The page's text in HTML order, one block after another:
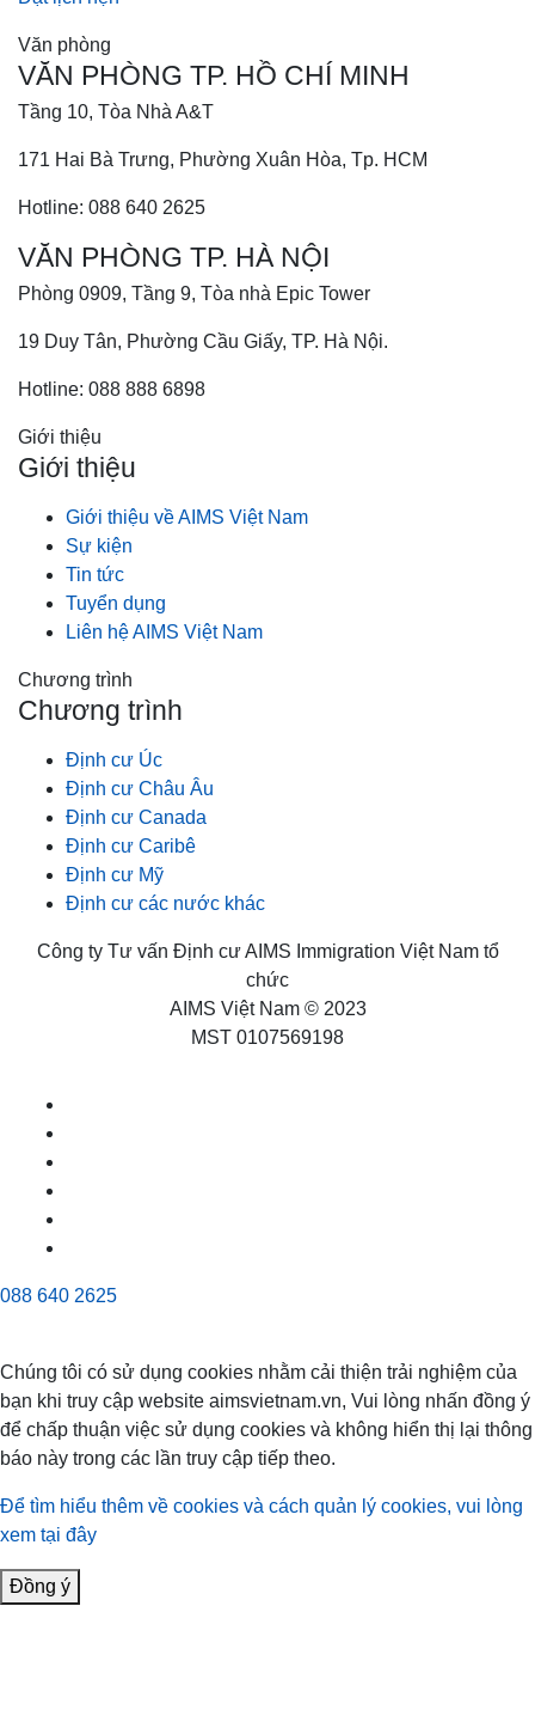
Văn phòng
VĂN PHÒNG TP. HỒ CHÍ MINH
Tầng 10, Tòa Nhà A&T
171 Hai Bà Trưng, Phường Xuân Hòa, Tp. HCM
Hotline: 088 640 2625
VĂN PHÒNG TP. HÀ NỘI
Phòng 0909, Tầng 9, Tòa nhà Epic Tower
19 Duy Tân, Phường Cầu Giấy, TP. Hà Nội.
Hotline: 088 888 6898
Giới thiệu
Giới thiệu
Giới thiệu về AIMS Việt Nam
Sự kiện
Tin tức
Tuyển dụng
Liên hệ AIMS Việt Nam
Chương trình
Chương trình
Định cư Úc
Định cư Châu Âu
Định cư Canada
Định cư Caribê
Định cư Mỹ
Định cư các nước khác
Công ty Tư vấn Định cư AIMS Immigration Việt Nam tổ
chức
AIMS Việt Nam © 2023
MST 0107569198
088 640 2625
Chúng tôi có sử dụng cookies nhằm cải thiện trải nghiệm của
bạn khi truy cập website aimsvietnam.vn, Vui lòng nhấn đồng ý
để chấp thuận việc sử dụng cookies và không hiển thị lại thông
báo này trong các lần truy cập tiếp theo.
Để tìm hiểu thêm về cookies và cách quản lý cookies, vui lòng
xem tại đây
Đồng ý